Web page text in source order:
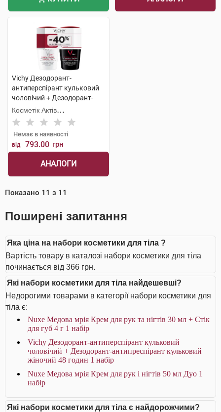
Vichy Дезодорант-
антиперспірант кульковий
чоловічий + Дезодорант-
антипреспірант кульковий
жіночий 96 годин 1 набір
Косметік Актів
Інтернаціональ
Немає в наявності
від 793.00 грн
АНАЛОГИ
Показано 11 з 11
Поширені запитання
Яка ціна на набори косметики для тіла ?
Вартість товару в каталозі набори косметики для тіла
починається від 366 грн.
Які набори косметики для тіла найдешевші?
Недорогими товарами в категорії набори косметики для
тіла є:
Nuxe Медова мрія Крем для рук та нігтів 30 мл + Стік
для губ 4 г 1 набір
Vichy Дезодорант-антиперспірант кульковий
чоловічий + Дезодорант-антипреспірант кульковий
жіночий 48 годин 1 набір
Nuxe Медова мрія Крем для рук і нігтів 50 мл Дуо 1
набір
Які набори косметики для тіла є найдорожчими?